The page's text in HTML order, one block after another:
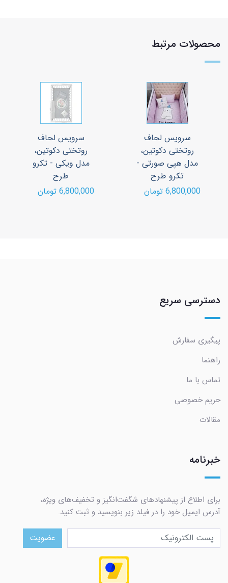
محصولات مرتبط
سرویس لحاف
روتختی دکوتین،
مدل هپی صورتی -
تکرو طرح
6,800,000 تومان
سرویس لحاف
روتختی دکوتین،
مدل ویکی - تکرو
طرح
6,800,000 تومان
دسترسی سریع
پیگیری سفارش
راهنما
تماس با ما
حریم خصوصی
مقالات
خبرنامه
برای اطلاع از پیشنهادهای شگفت‌انگیز و تخفیف‌های ویژه،
آدرس ایمیل خود را در فیلد زیر بنویسید و ثبت کنید.
عضویت